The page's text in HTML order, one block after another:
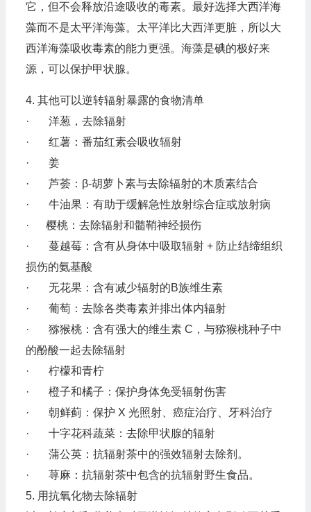
它，但不会释放沿途吸收的毒素。最好选择大西洋海
藻而不是太平洋海藻。太平洋比大西洋更脏，所以大
西洋海藻吸收毒素的能力更强。海藻是碘的极好来
源，可以保护甲状腺。
4. 其他可以逆转辐射暴露的食物清单
· 洋葱，去除辐射
· 红薯：番茄红素会吸收辐射
· 姜
· 芦荟：β-胡萝卜素与去除辐射的木质素结合
· 牛油果：有助于缓解急性放射综合症或放射病
· 樱桃：去除辐射和髓鞘神经损伤
· 蔓越莓：含有从身体中吸取辐射 + 防止结缔组织
损伤的氨基酸
· 无花果：含有减少辐射的B族维生素
· 葡萄：去除各类毒素并排出体内辐射
· 猕猴桃：含有强大的维生素 C，与猕猴桃种子中
的酚酸一起去除辐射
· 柠檬和青柠
· 橙子和橘子：保护身体免受辐射伤害
· 朝鲜蓟：保护 X 光照射、癌症治疗、牙科治疗
· 十字花科蔬菜：去除甲状腺的辐射
· 蒲公英：抗辐射茶中的强效辐射去除剂。
· 荨麻：抗辐射茶中包含的抗辐射野生食品。
5. 用抗氧化物去除辐射